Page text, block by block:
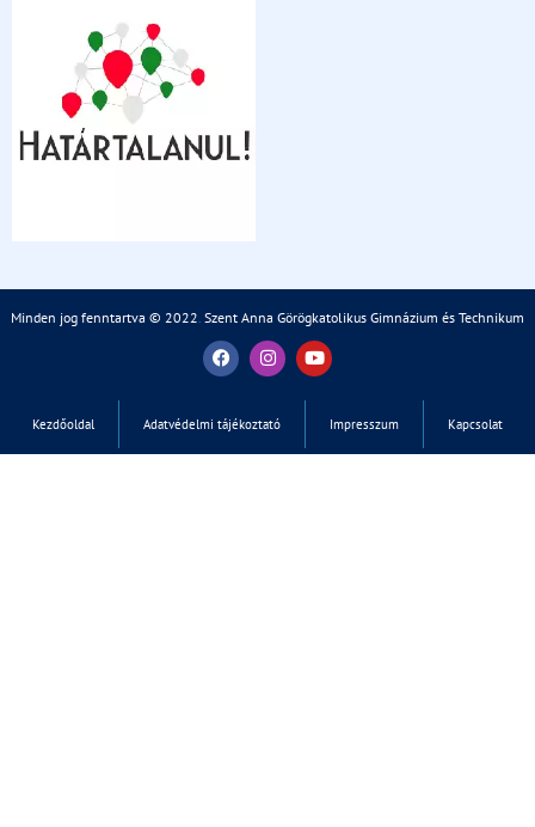
Minden jog fenntartva © 2022 Szent Anna Görögkatolikus Gimnázium és Technikum
Kezdőoldal Adatvédelmi tájékoztató Impresszum Kapcsolat